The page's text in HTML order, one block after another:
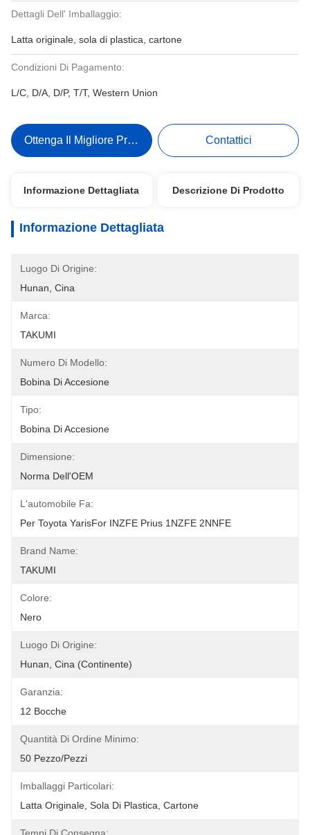
Dettagli Dell' Imballaggio:
Latta originale, sola di plastica, cartone
Condizioni Di Pagamento:
L/C, D/A, D/P, T/T, Western Union
Ottenga Il Migliore Prezzo Contattici
Informazione Dettagliata Descrizione Di Prodotto
Informazione Dettagliata
Luogo Di Origine:
Hunan, Cina
Marca:
TAKUMI
Numero Di Modello:
Bobina Di Accesione
Tipo:
Bobina Di Accesione
Dimensione:
Norma Dell'OEM
L'automobile Fa:
Per Toyota YarisFor INZFE Prius 1NZFE 2NNFE
Brand Name:
TAKUMI
Colore:
Nero
Luogo Di Origine:
Hunan, Cina (continente)
Garanzia:
12 Bocche
Quantità Di Ordine Minimo:
50 Pezzo/pezzi
Imballaggi Particolari:
Latta Originale, Sola Di Plastica, Cartone